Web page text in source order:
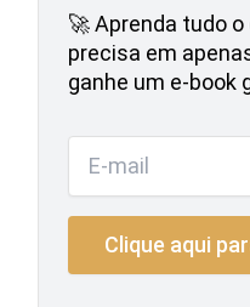
🚀 Aprenda tudo o
precisa em
ganhe um e-book